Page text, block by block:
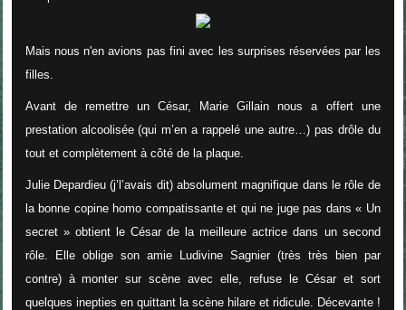
Mais nous n'en avions pas fini avec les surprises réservées par les
filles.
Avant de remettre un César, Marie Gillain nous a offert une
prestation alcoolisée (qui m’en a rappelé une autre…) pas drôle du
tout et complètement à côté de la plaque.
Julie Depardieu (j’l’avais dit) absolument magnifique dans le rôle de
la bonne copine homo compatissante et qui ne juge pas dans « Un
secret » obtient leCésar de la meilleure actrice dans un second
rôle. Elle oblige son amie Ludivine Sagnier (très très bien par
contre) à monter sur scène avec elle, refuse le César et sort
quelques inepties en quittant la scène hilare et ridicule. Décevante !